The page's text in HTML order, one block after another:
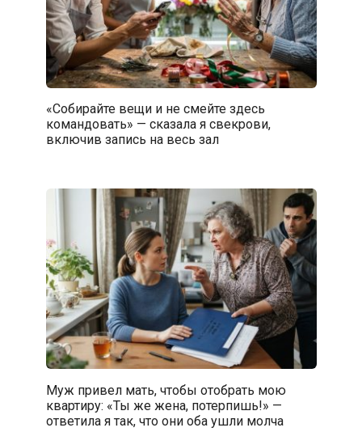
«Собирайте вещи и не смейте здесь
командовать» — сказала я свекрови,
включив запись на весь зал
Муж привел мать, чтобы отобрать мою
квартиру: «Ты же жена, потерпишь!» —
ответила я так, что они оба ушли молча